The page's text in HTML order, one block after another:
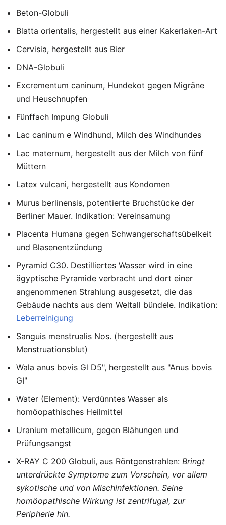
Beton-Globuli
Blatta orientalis, hergestellt aus einer Kakerlaken-Art
Cervisia, hergestellt aus Bier
DNA-Globuli
Excrementum caninum, Hundekot gegen Migräne
und Heuschnupfen
Fünffach Impung Globuli
Lac caninum e Windhund, Milch des Windhundes
Lac maternum, hergestellt aus der Milch von fünf
Müttern
Latex vulcani, hergestellt aus Kondomen
Murus berlinensis, potentierte Bruchstücke der
Berliner Mauer. Indikation: Vereinsamung
Placenta Humana gegen Schwangerschaftsübelkeit
und Blasenentzündung
Pyramid C30. Destilliertes Wasser wird in eine
ägyptische Pyramide verbracht und dort einer
angenommenen Strahlung ausgesetzt, die das
Gebäude nachts aus dem Weltall bündele. Indikation:
Leberreinigung
Sanguis menstrualis Nos. (hergestellt aus
Menstruationsblut)
Wala anus bovis Gl D5", hergestellt aus "Anus bovis
GI"
Water (Element): Verdünntes Wasser als
homöopathisches Heilmittel
Uranium metallicum, gegen Blähungen und
Prüfungsangst
X-RAY C 200 Globuli, aus Röntgenstrahlen: Bringt
unterdrückte Symptome zum Vorschein, vor allem
sykotische und von Mischinfektionen. Seine
homöopathische Wirkung ist zentrifugal, zur
Peripherie hin.